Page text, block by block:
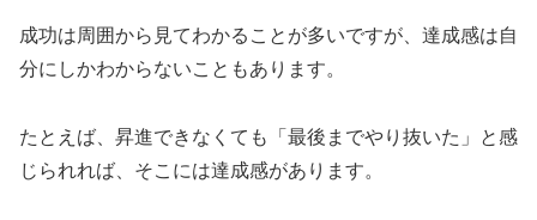
成功は周囲から見てわかることが多いですが、達成感は自
分にしかわからないこともあります。
たとえば、昇進できなくても「最後までやり抜いた」と感
じられれば、そこには達成感があります。